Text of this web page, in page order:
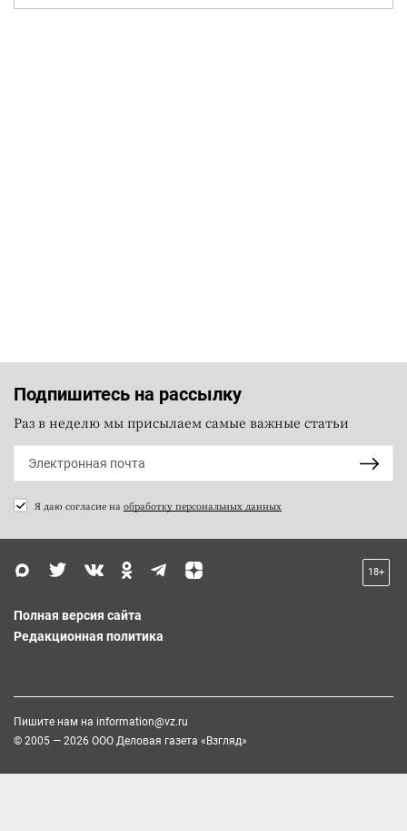
Подпишитесь на рассылку
Раз в неделю мы присылаем самые важные статьи
Я даю согласие на обработку персональных данных
18+
Полная версия сайта
Редакционная политика
Пишите нам на information@vz.ru
© 2005 — 2026 ООО Деловая газета «Взгляд»